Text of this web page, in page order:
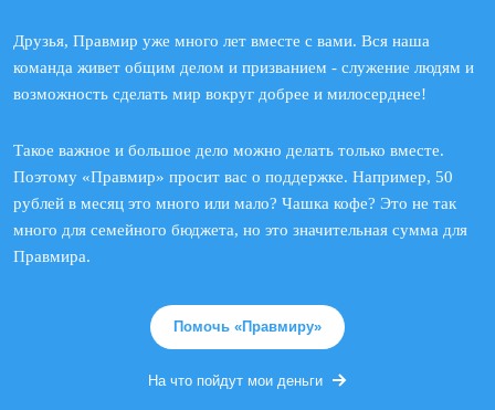
Друзья, Правмир уже много лет вместе с вами. Вся наша
команда живет общим делом и призванием - служение людям и
возможность сделать мир вокруг добрее и милосерднее!
Такое важное и большое дело можно делать только вместе.
Поэтому «Правмир» просит вас о поддержке. Например, 50
рублей в месяц это много или мало? Чашка кофе? Это не так
много для семейного бюджета, но это значительная сумма для
Правмира.
Помочь «Правмиру»
На что пойдут мои деньги